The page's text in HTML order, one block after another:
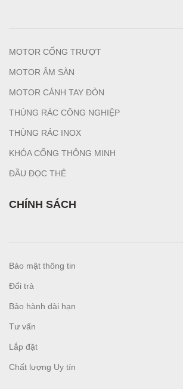
MOTOR CỔNG TRƯỢT
MOTOR ÂM SÀN
MOTOR CÁNH TAY ĐÒN
THÙNG RÁC CÔNG NGHIỆP
THÙNG RÁC INOX
KHÓA CỔNG THÔNG MINH
ĐẦU ĐỌC THẺ
CHÍNH SÁCH
Bảo mật thông tin
Đổi trả
Bảo hành dài hạn
Tư vấn
L ắp đặt
Chất lượng Uy tín